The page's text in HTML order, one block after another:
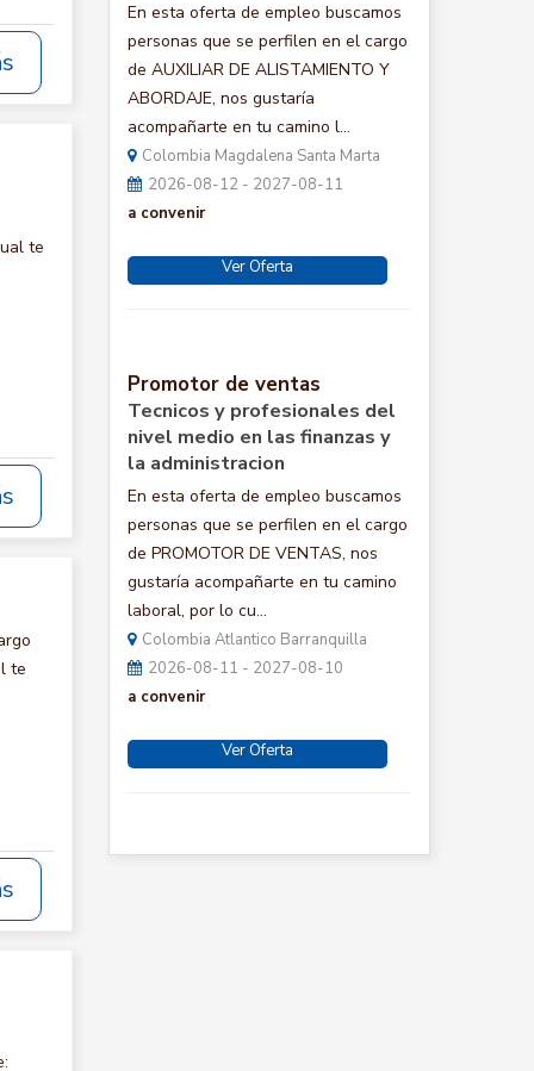
te
te
En esta oferta de empleo buscamos
personas que se perfilen en el cargo
de AUXILIAR DE ALISTAMIENTO Y
ABORDAJE, nos gustaría
acompañarte en tu camino l...
Colombia Magdalena Santa Marta
2026-08-12 - 2027-08-11
a convenir
Ver Oferta
Promotor de ventas
Tecnicos y profesionales del
nivel medio en las finanzas y
la administracion
En esta oferta de empleo buscamos
personas que se perfilen en el cargo
de PROMOTOR DE VENTAS, nos
gustaría acompañarte en tu camino
laboral, por lo cu...
Colombia Atlantico Barranquilla
2026-08-11 - 2027-08-10
a convenir
Ver Oferta